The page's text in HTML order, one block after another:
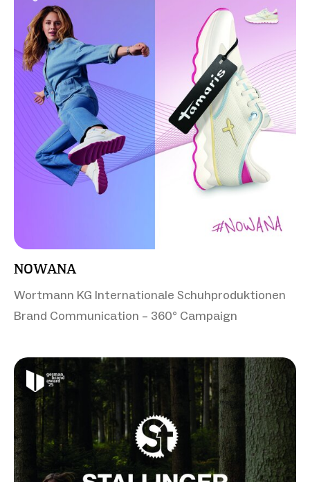
NOWANA
Wortmann KG Internationale Schuhproduktionen
Brand Communication – 360° Campaign